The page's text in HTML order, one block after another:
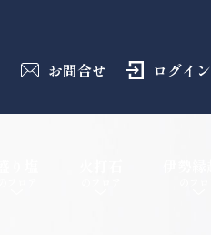
お問合せ ログイン